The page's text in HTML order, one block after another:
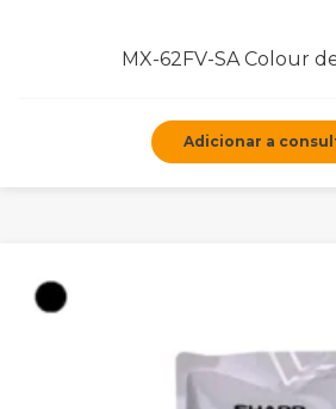
MX-62FV-SA Colour
Adicionar a